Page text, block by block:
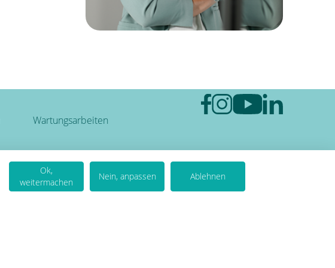
Wartungsarbeiten
Ok,
weitermachen
Nein, anpassen Ablehnen